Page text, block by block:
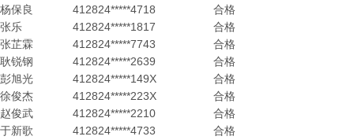
杨保良 412824*****4718
合格
张乐
412824*****1817
合格
张芷霖
412824*****7743
合格
耿锐钢
412824*****2639
合格
彭旭光
412824*****149X
合格
徐俊杰
412824*****223X
合格
赵俊武
412824*****2210
合格
于新歌
412824*****4733
合格